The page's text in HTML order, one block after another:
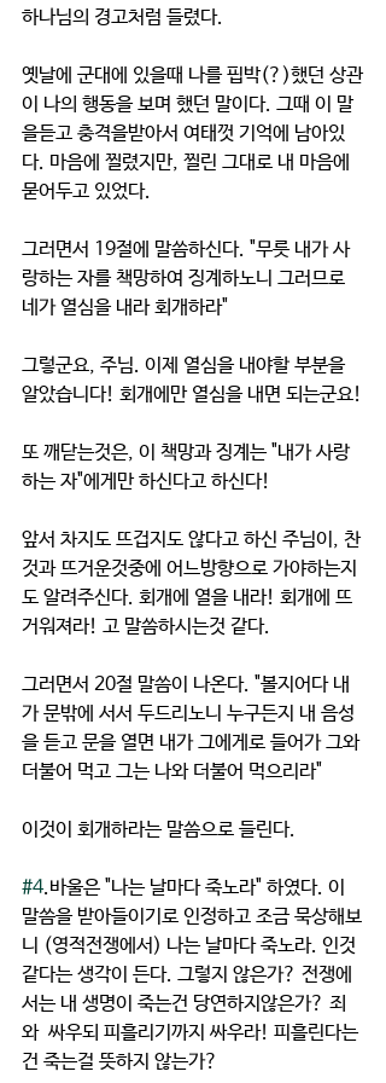
하나님의 경고처럼 들렸다.
옛날에 군대에 있을때 나를 핍박(?)했던 상관
이 나의 행동을 보며 했던 말이다. 그때 이 말
을듣고 충격을받아서 여태껏 기억에 남아있
다. 마음에 찔렸지만, 찔린 그대로 내 마음에
묻어두고 있었다.
그러면서 19절에 말씀하신다. "무릇 내가 사
랑하는 자를 책망하여 징계하노니 그러므로
네가 열심을 내라 회개하라"
그렇군요, 주님. 이제 열심을 내야할 부분을
알았습니다! 회개에만 열심을 내면 되는군요!
또 깨닫는것은, 이 책망과 징계는 "내가 사랑
하는 자"에게만 하신다고 하신다!
앞서 차지도 뜨겁지도 않다고 하신 주님이, 찬
것과 뜨거운것중에 어느방향으로 가야하는지
도 알려주신다. 회개에 열을 내라! 회개에 뜨
거워져라! 고 말씀하시는것 같다.
그러면서 20절 말씀이 나온다. "볼지어다 내
가 문밖에 서서 두드리노니 누구든지 내 음성
을 듣고 문을 열면 내가 그에게로 들어가 그와
더불어 먹고 그는 나와 더불어 먹으리라"
이것이 회개하라는 말씀으로 들린다.
#4.바울은 "나는 날마다 죽노라" 하였다. 이
말씀을 받아들이기로 인정하고 조금 묵상해보
니 (영적전쟁에서) 나는 날마다 죽노라. 인것
같다는 생각이 든다. 그렇지 않은가? 전쟁에
서는 내 생명이 죽는건 당연하지않은가? 죄
와  싸우되 피흘리기까지 싸우라! 피흘린다는
건 죽는걸 뜻하지 않는가?